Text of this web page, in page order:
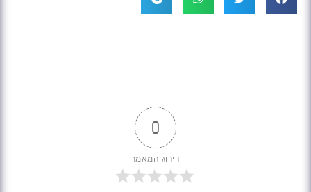
0
דירוג המאמר